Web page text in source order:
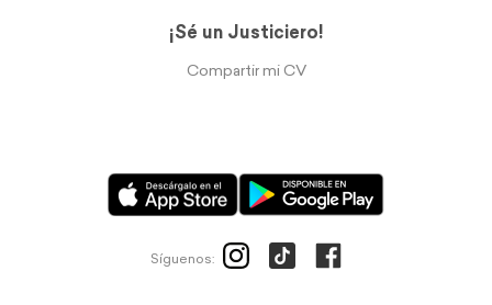
¡Sé un Justiciero!
Compartir mi CV
Síguenos: